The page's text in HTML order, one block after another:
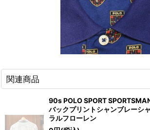
関連商品
90s POLO SPORT
バックプリントシャンブレーシ
ラルフローレン